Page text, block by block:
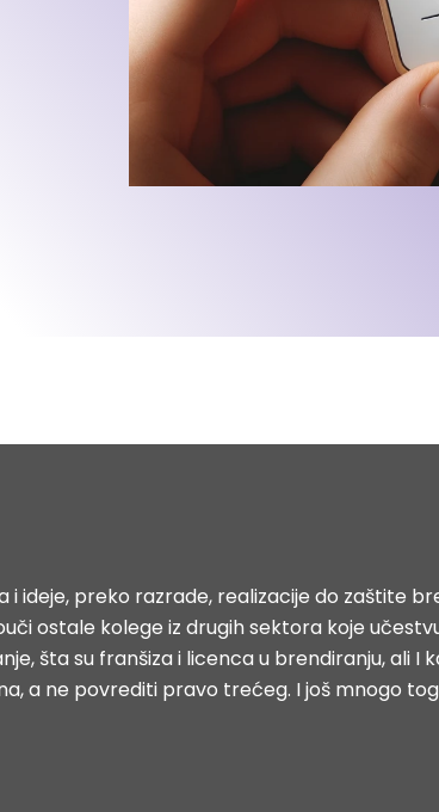
ideje, preko razrade, realizacije do zaštite
ostale kolege iz drugih sektora koje
šta su franšiza i licenca u brendiranju, ali I
a ne povrediti pravo trećeg. I još mnogo